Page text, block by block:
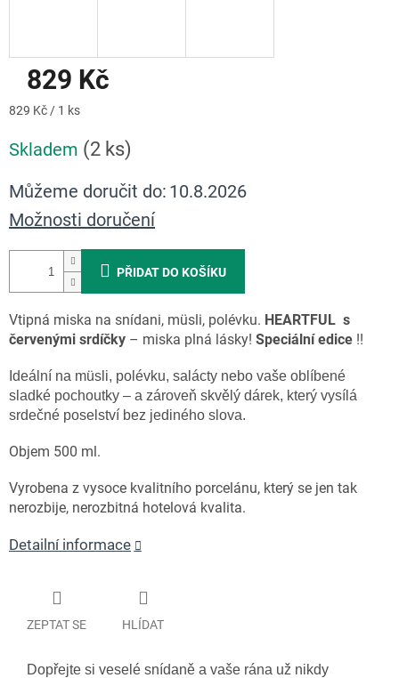
829 Kč
Měrná
829 Kč / 1 ks
Skladem (2 ks)
Můžeme doručit do: 10.8.2026
Možnosti doručení
PŘIDAT DO KOŠÍKU
Vtipná miska na snídani, müsli, polévku. HEARTFUL s
červenými srdíčky – miska plná lásky! Speciální edice !!
Ideální na müsli, polévku, salácty nebo vaše oblíbené
sladké pochoutky – a zároveň skvělý dárek, který vysílá
srdečné poselství bez jediného slova.
Objem 500 ml.
Vyrobena z vysoce kvalitního porcelánu, který se jen tak
nerozbije, nerozbitná hotelová kvalita.
Detailní informace
ZEPTAT SE HLÍDAT
Dopřejte si veselé snídaně a vaše rána už nikdy